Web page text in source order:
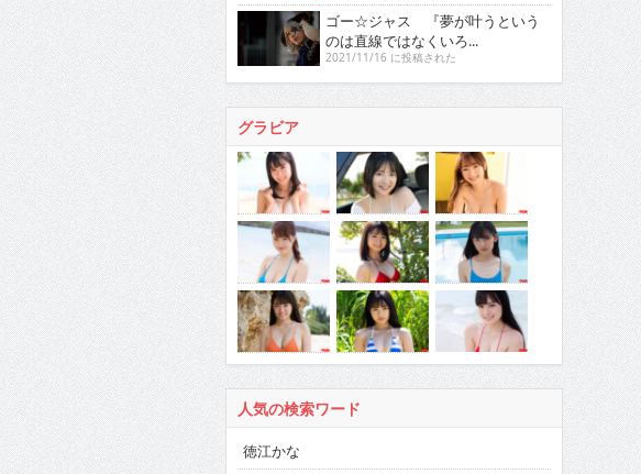
ゴー☆ジャス 『夢が叶うという
のは直線ではなくいろ...
2021/11/16 に投稿された
グラビア
人気の検索ワード
徳江かな